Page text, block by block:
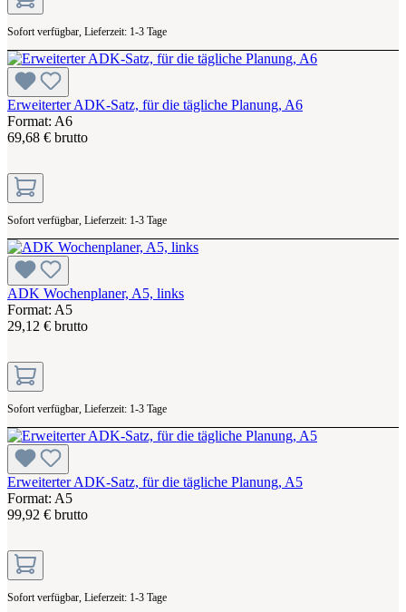
Sofort verfügbar, Lieferzeit: 1-3 Tage
Erweiterter ADK-Satz, für die tägliche Planung, A6
Format: A6
69,68 € brutto
Sofort verfügbar, Lieferzeit: 1-3 Tage
ADK Wochenplaner, A5, links
Format: A5
29,12 € brutto
Sofort verfügbar, Lieferzeit: 1-3 Tage
Erweiterter ADK-Satz, für die tägliche Planung, A5
Format: A5
99,92 € brutto
Sofort verfügbar, Lieferzeit: 1-3 Tage